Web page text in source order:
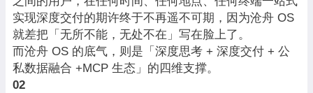
实现深度交付的期许终于不再遥不可期，因为沧舟 OS
就差把「无所不能，无处不在」写在脸上了。
而沧舟 OS 的底气，则是「深度思考 + 深度交付 + 公
私数据融合 +MCP 生态」的四维支撑。
02